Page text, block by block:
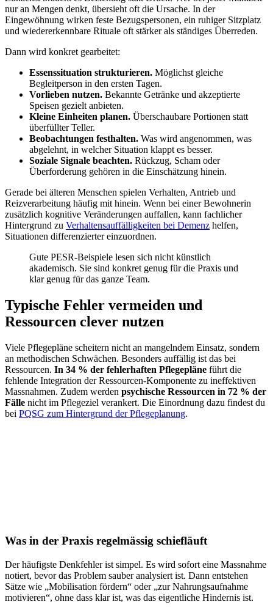
nur an Mengen denkt, übersieht oft die Ursache. In der
Eingewöhnung wirken feste Bezugspersonen, ein ruhiger Sitzplatz
und wiedererkennbare Rituale oft stärker als ständiges Überreden.
Dann wird konkret gearbeitet:
Essenssituation strukturieren. Möglichst gleiche
Begleitperson in den ersten Tagen.
Vorlieben nutzen. Bekannte Getränke und akzeptierte
Speisen gezielt anbieten.
Kleine Einheiten planen. Überschaubare Portionen statt
überfüllter Teller.
Beobachtungen festhalten. Was wird angenommen, was
abgelehnt, in welcher Situation klappt es besser.
Soziale Signale beachten. Rückzug, Scham oder
Überforderung gehören in die Einschätzung hinein.
Gerade bei älteren Menschen spielen Verhalten, Antrieb und
Reizverarbeitung häufig mit hinein. Wenn bei einer Bewohnerin
zusätzlich kognitive Veränderungen auffallen, kann fachlicher
Hintergrund zu Verhaltensauffälligkeiten bei Demenz helfen,
Situationen differenzierter einzuordnen.
Gute PESR-Beispiele lesen sich nicht künstlich
akademisch. Sie sind konkret genug für die Praxis und
klar genug für das ganze Team.
Typische Fehler vermeiden und
Ressourcen clever nutzen
Viele Pflegepläne scheitern nicht an mangelndem Einsatz, sondern
an methodischen Schwächen. Besonders auffällig ist das bei
Ressourcen. In 34 % der fehlerhaften Pflegepläne führt die
fehlende Integration der Ressourcen-Komponente zu ineffektiven
Massnahmen. Zudem werden psychische Ressourcen in 72 % der
Fälle nicht im Pflegeziel verankert. Die Einordnung dazu findest du
bei PQSG zum Hintergrund der Pflegeplanung.
Was in der Praxis regelmässig schiefläuft
Der häufigste Denkfehler ist simpel. Es wird sofort eine Massnahme
notiert, bevor das Problem sauber analysiert ist. Dann entstehen
Sätze wie „Mobilisation fördern“ oder „zur Nahrungsaufnahme
motivieren“, ohne dass klar ist, was das eigentliche Hindernis ist.